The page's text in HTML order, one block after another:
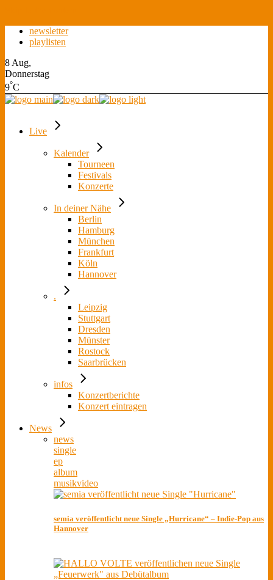
newsletter
playlisten
8 Aug,
Donnerstag
9°C
Live
Kalender
Tourneen
Festivals
Konzerte
In deiner Nähe
Berlin
Hamburg
München
Frankfurt
Köln
Hannover
.
Leipzig
Stuttgart
Dresden
Münster
Rostock
Saarbrücken
infos
Konzertberichte
Konzert eintragen
News
news
single
ep
album
musikvideo
semia veröffentlicht neue Single „Hurricane“ – Indie-Pop aus
Hannover